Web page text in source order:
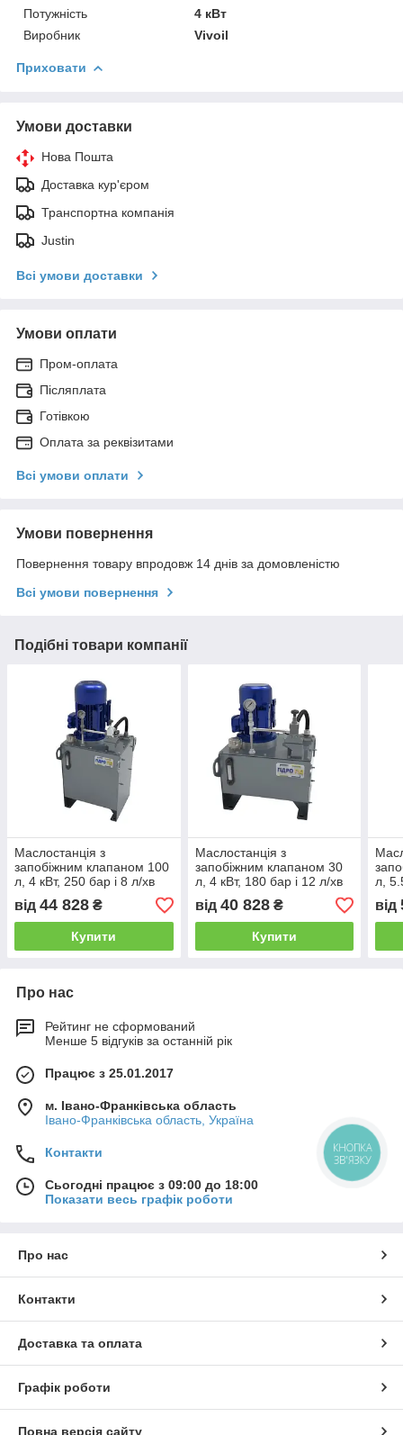
Потужність
4 кВт
Виробник
Vivoil
Приховати
Умови доставки
Нова Пошта
Доставка кур'єром
Транспортна компанія
Justin
Всі умови доставки
Умови оплати
Пром-оплата
Післяплата
Готівкою
Оплата за реквізитами
Всі умови оплати
Умови повернення
Повернення товару впродовж 14 днів за домовленістю
Всі умови повернення
Подібні товари компанії
Маслостанція з
запобіжним клапаном 100
л, 4 кВт, 250 бар і 8 л/хв
від 44 828 ₴
Купити
Маслостанція з
запобіжним клапаном 30
л, 4 кВт, 180 бар і 12 л/хв
від 40 828₴
Купити
л,
від
Про нас
Рейтинг не сформований
Менше 5 відгуків за останній рік
Працює з 25.01.2017
м. Івано-Франківська область
Івано-Франківська область, Україна
Контакти
Сьогодні працює з 09:00 до 18:00
Показати весь графік роботи
Про нас
Контакти
Доставка та оплата
Графік роботи
Повна версія сайту
КНОПКА
ЗВ'ЯЗКУ